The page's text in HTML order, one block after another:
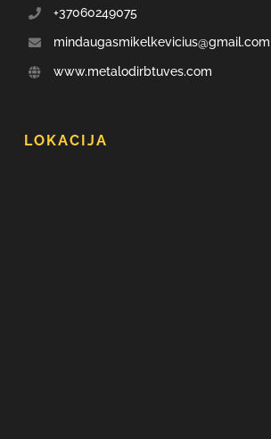
+37060249075
mindaugasmikelkevicius@gmail.com
www.metalodirbtuves.com
LOKACIJA